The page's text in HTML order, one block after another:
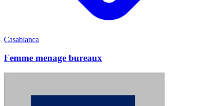
Casablanca
Femme menage bureaux